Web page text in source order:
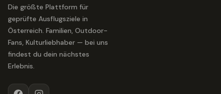
Die größte Plattform für
geprüfte Ausflugsziele in
Österreich. Familien, Outdoor-
Fans, Kulturliebhaber — bei uns
findest du dein nächstes
Erlebnis.